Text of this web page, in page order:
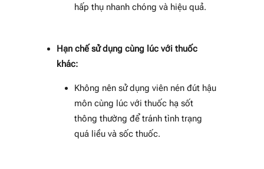
hấp thụ nhanh chóng và hiệu quả.
Hạn chế sử dụng cùng lúc với thuốc
khác:
Không nên sử dụng viên nén đút hậu
môn cùng lúc với thuốc hạ sốt
thông thường để tránh tình trạng
quá liều và sốc thuốc.